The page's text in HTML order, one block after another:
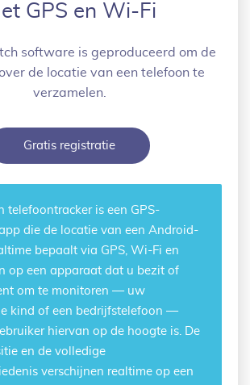
GPS en Wi-Fi
software is geproduceerd om de
de locatie van een telefoon te
verzamelen.
Gratis registratie
telefoontrackeris een GPS-
die de locatie van een Android-
bepaalt via GPS, Wi-Fi en
op een apparaat dat u bezit of
om te monitoren — uw
kind of een bedrijfstelefoon —
hiervan op de hoogte is. De
en de volledige
verschijnen realtime op een